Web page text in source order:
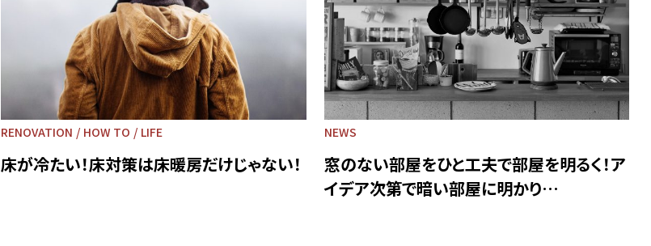
RENOVATION HOW TO LIFE
床が冷たい！床対策は床暖房だけじゃない！
NEWS
窓のない部屋をひと工夫で部屋を明るく！ア
イデア次第で暗い部屋に明かり…